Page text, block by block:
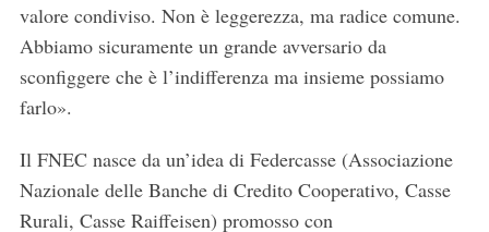
valore condiviso. Non è leggerezza, ma radice comune.
Abbiamo sicuramente un grande avversario da
sconfiggere che è l’indifferenza ma insieme possiamo
farlo».
Il FNEC nasce da un’idea di Federcasse (Associazione
Nazionale delle Banche di Credito Cooperativo, Casse
Rurali, Casse Raiffeisen) promosso con